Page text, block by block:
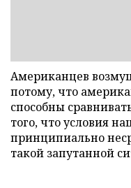
Американцев
потому, что
способны
того, что условия
принципиально
такой запутанной